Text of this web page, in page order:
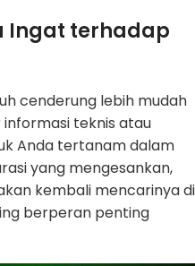
Ingat terhadap
cenderung lebih mudah
teknis atau
Anda tertanam dalam
yang mengesankan,
kembali mencarinya di
berperan penting